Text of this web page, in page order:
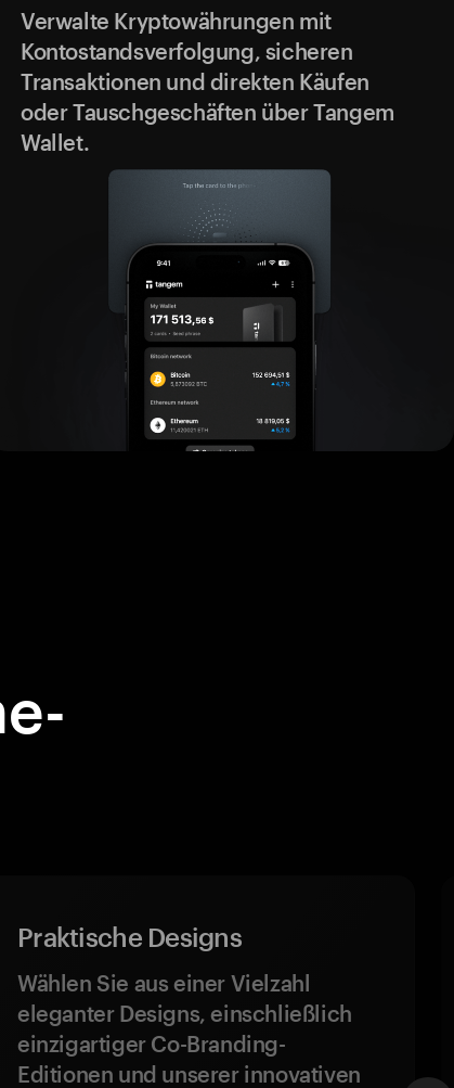
Verwalte Kryptowährungen mit
Kontostandsverfolgung, sicheren
Transaktionen und direkten Käufen
oder Tauschgeschäften über Tangem
Wallet.
Praktische Designs
Wählen Sie aus einer Vielzahl
eleganter Designs, einschließlich
einzigartiger Co-Branding-
Editionen und unserer innovativen